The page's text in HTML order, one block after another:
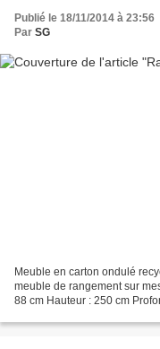
Publié le 18/11/2014 à 23:56
Par SG
Meuble en carton ondulé
meuble de rangement sur
88 cm Hauteur : 250 cm